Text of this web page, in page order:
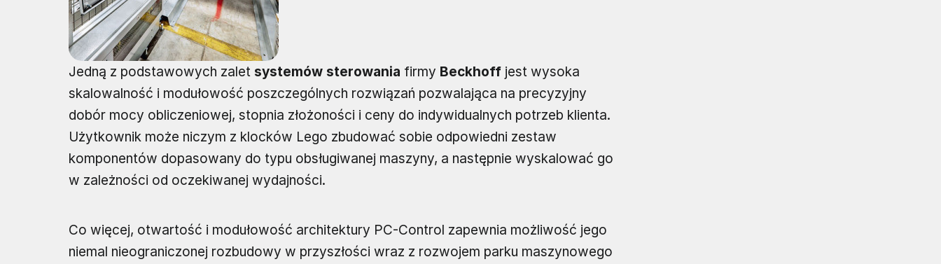
Jedną z podstawowych zalet systemów sterowania firmy Beckhoff jest wysoka
skalowalność i modułowość poszczególnych rozwiązań pozwalająca na precyzyjny
dobór mocy obliczeniowej, stopnia złożoności i ceny do indywidualnych potrzeb klienta.
Użytkownik może niczym z klocków Lego zbudować sobie odpowiedni zestaw
komponentów dopasowany do typu obsługiwanej maszyny, a następnie wyskalować go
w zależności od oczekiwanej wydajności.
Co więcej, otwartość i modułowość architektury PC-Control zapewnia możliwość jego
niemal nieograniczonej rozbudowy w przyszłości wraz z rozwojem parku maszynowego